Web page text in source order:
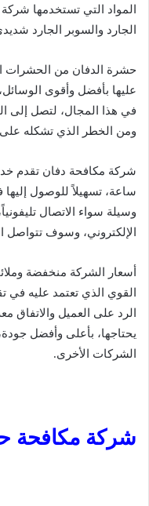
المواد التي تستخدمها
الجارد والسوبر الجارد
حشرة الدفان من الحشرات
عليها بأفضل وأقوى
في هذا المجال، لتصل إلى
ومن الخطر الذي تشكله
ساعة، تسهيلاً للوصول
وسيلة سواء الاتصال
الإلكتروني، وسوف تتواصل
أسعار الشركة منخفضة
القوي الذي تعتمد عليه في
الرد على العميل والاتفاق
يحتاجها، بأعلى وأفضل
الشركات الأخرى.
شركة مكافحة